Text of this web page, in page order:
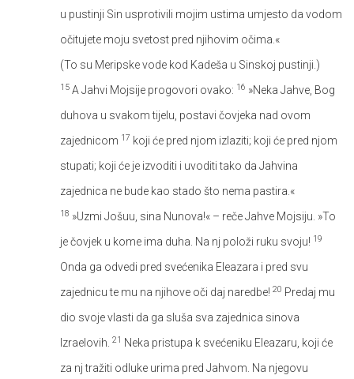
u pustinji Sin usprotivili mojim ustima umjesto da vodom
očitujete moju svetost pred njihovim očima.«
(To su Meripske vode kod Kadeša u Sinskoj pustinji.)
15 A Jahvi Mojsije progovori ovako: 16 »Neka Jahve, Bog
duhova u svakom tijelu, postavi čovjeka nad ovom
zajednicom 17 koji će pred njom izlaziti; koji će pred njom
stupati; koji će je izvoditi i uvoditi tako da Jahvina
zajednica ne bude kao stado što nema pastira.«
18 »Uzmi Jošuu, sina Nunova!« – reče Jahve Mojsiju. »To
je čovjek u kome ima duha. Na nj položi ruku svoju! 19
Onda ga odvedi pred svećenika Eleazara i pred svu
zajednicu te mu na njihove oči daj naredbe! 20 Predaj mu
dio svoje vlasti da ga sluša sva zajednica sinova
Izraelovih. 21 Neka pristupa k svećeniku Eleazaru, koji će
za nj tražiti odluke urima pred Jahvom. Na njegovu